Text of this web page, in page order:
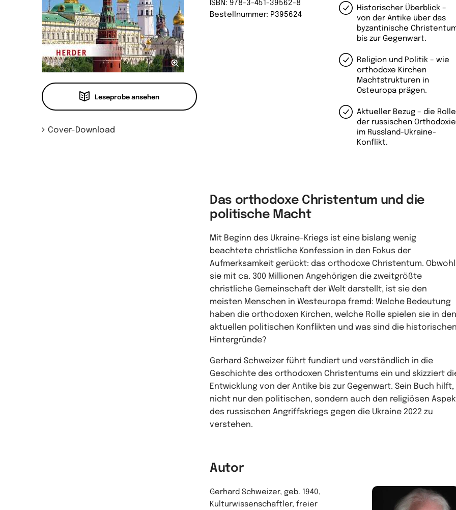
Leseprobe ansehen
Cover-Download
Historischer Überblick –
von der Antike über das
byzantinische
bis zur Gegenwart.
Religion und Politik – wie
orthodoxe Kirchen
Machtstrukturen in
Osteuropa prägen.
Aktueller Bezug – die Rolle
der russischen Orthodoxie
im Russland-Ukraine-
Konflikt.
ISBN: 978-3-451-39562-8
Bestellnummer: P395624
Das orthodoxe Christentum und die
politische Macht
Mit Beginn des Ukraine-Kriegs ist eine bislang wenig
beachtete christliche Konfession in den Fokus der
Aufmerksamkeit gerückt: das orthodoxe Christentum. Obwohl
sie mit ca. 300 Millionen Angehörigen die zweitgrößte
christliche Gemeinschaft der Welt darstellt, ist sie den
meisten Menschen in Westeuropa fremd: Welche Bedeutung
haben die orthodoxen Kirchen, welche Rolle spielen sie in den
aktuellen politischen Konflikten und was sind die historischen
Hintergründe?
Gerhard Schweizer führt fundiert und verständlich in die
Geschichte des orthodoxen Christentums ein und skizziert
Entwicklung von der Antike bis zur Gegenwart. Sein Buch hilft,
nicht nur den politischen, sondern auch den religiösen
des russischen Angriffskriegs gegen die Ukraine 2022 zu
verstehen.
Autor
Gerhard Schweizer, geb. 1940,
Kulturwissenschaftler, freier